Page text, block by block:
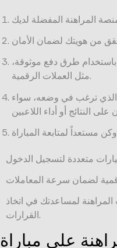
طرق دفع موثوقة،
مثل العملات الرقمية.
الذي ترغب في وضعه، سواء
لمساعدتك في اتخاذ
القرارات.
على مباراة